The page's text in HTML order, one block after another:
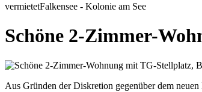
vermietetFalkensee - Kolonie am See
Schöne 2-Zimmer-
Aus Gründen der Diskretion gegenüber dem